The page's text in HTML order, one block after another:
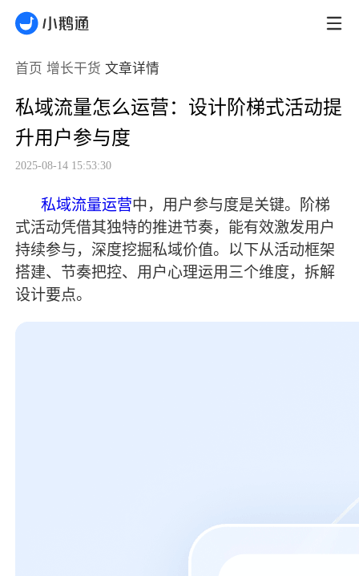
首页 增长干货 文章详情
私域流量怎么运营：设计阶梯式活动提
升用户参与度
2025-08-14 15:53:30
私域流量运营中，用户参与度是关键。阶梯
式活动凭借其独特的推进节奏，能有效激发用户
持续参与，深度挖掘私域价值。以下从活动框架
搭建、节奏把控、用户心理运用三个维度，拆解
设计要点。